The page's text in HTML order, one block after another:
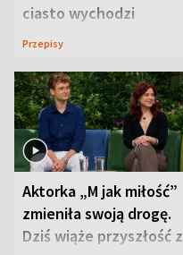
ciasto wychodzi
wyjątkowo wilgotne
Przepisy
Aktorka „M jak miłość”
zmieniła swoją drogę.
Dziś wiąże przyszłość z